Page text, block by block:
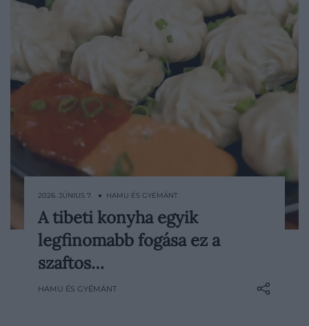
A momo Tibet legismertebb fogásai közé
tartozik: kis, töltött tésztabatyu, amelyet
nem vízben főznek, hanem gőz fölött
töltik, majd csípős mártással…
2026. JÚNIUS 7. ● HAMU ÉS GYÉMÁNT
A tibeti konyha egyik
legfinomabb fogása ez a
szaftos…
HAMU ÉS GYÉMÁNT